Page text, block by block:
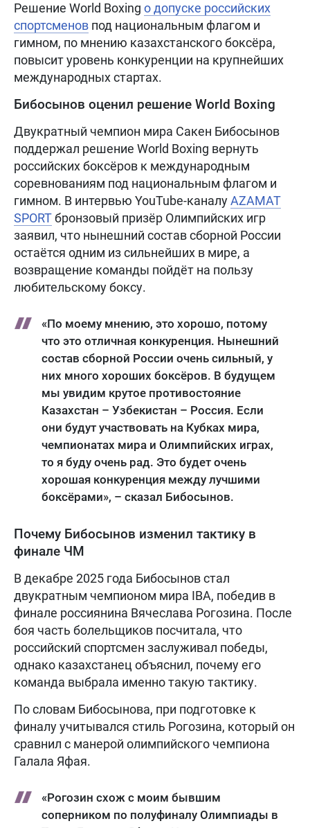
Решение World Boxing о допуске российских
спортсменов под национальным флагом и
гимном, по мнению казахстанского боксёра,
повысит уровень конкуренции на крупнейших
международных стартах.
Бибосынов оценил решение World Boxing
Двукратный чемпион мира Сакен Бибосынов
поддержал решение World Boxing вернуть
российских боксёров к международным
соревнованиям под национальным флагом и
гимном. В интервью YouTube-каналуAZAMAT
SPORTбронзовый призёр Олимпийских игр
заявил, что нынешний состав сборной России
остаётся одним из сильнейших в мире, а
возвращение команды пойдёт на пользу
любительскому боксу.
«По моему мнению, это хорошо, потому
что это отличная конкуренция. Нынешний
состав сборной России очень сильный, у
них много хороших боксёров. В будущем
мы увидим крутое противостояние
Казахстан – Узбекистан – Россия. Если
они будут участвовать на Кубках мира,
чемпионатах мира и Олимпийских играх,
то я буду очень рад. Это будет очень
хорошая конкуренция между лучшими
боксёрами», – сказал Бибосынов.
Почему Бибосынов изменил тактику в
финале ЧМ
В декабре 2025 года Бибосынов стал
двукратным чемпионом мира IBA, победив в
финале россиянина Вячеслава Рогозина. После
боя часть болельщиков посчитала, что
российский спортсмен заслуживал победы,
однако казахстанец объяснил, почему его
команда выбрала именно такую тактику.
По словам Бибосынова, при подготовке к
финалу учитывался стиль Рогозина, который он
сравнил с манерой олимпийского чемпиона
Галала Яфая.
«Рогозин схож с моим бывшим
соперником по полуфиналу Олимпиады в